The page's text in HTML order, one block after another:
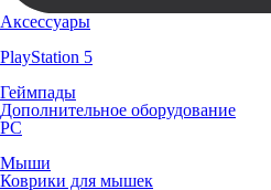
Аксессуары
PlayStation 5
Геймпады
Дополнительное оборудование
PC
Мыши
Коврики для мышек